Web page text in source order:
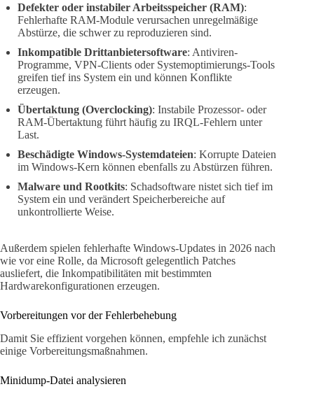
Defekter oder instabiler Arbeitsspeicher (RAM):
Fehlerhafte RAM-Module verursachen unregelmäßige
Abstürze, die schwer zu reproduzieren sind.
Inkompatible Drittanbietersoftware: Antiviren-
Programme, VPN-Clients oder Systemoptimierungs-Tools
greifen tief ins System ein und können Konflikte
erzeugen.
Übertaktung (Overclocking): Instabile Prozessor- oder
RAM-Übertaktung führt häufig zu IRQL-Fehlern unter
Last.
Beschädigte Windows-Systemdateien: Korrupte Dateien
im Windows-Kern können ebenfalls zu Abstürzen führen.
Malware und Rootkits: Schadsoftware nistet sich tief im
System ein und verändert Speicherbereiche auf
unkontrollierte Weise.
Außerdem spielen fehlerhafte Windows-Updates in 2026 nach
wie vor eine Rolle, da Microsoft gelegentlich Patches
ausliefert, die Inkompatibilitäten mit bestimmten
Hardwarekonfigurationen erzeugen.
Vorbereitungen vor der Fehlerbehebung
Damit Sie effizient vorgehen können, empfehle ich zunächst
einige Vorbereitungsmaßnahmen.
Minidump-Datei analysieren